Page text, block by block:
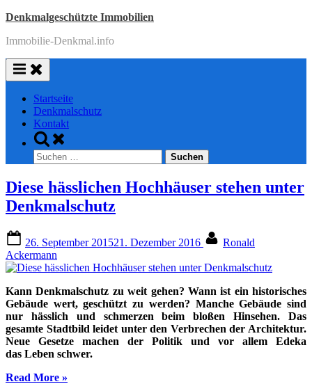
Skip
content
Denkmalgeschützte Immobilien
Immobilie-Denkmal.info
Startseite
Denkmalschutz
Kontakt
Toggle
search
form
Suchen
nach:
Diese hässlichen Hochhäuser stehen unter
Denkmalschutz
on
26. September 201521. Dezember 2016
Ronald
Ackermann
Kann Denkmalschutz zu weit gehen? Wann ist ein historisches
Gebäude wert, geschützt zu werden? Manche Gebäude sind
nur hässlich und schmerzen beim bloßen Hinsehen. Das
gesamte Stadtbild leidet unter den Verbrechen der Architektur.
Neue Gesetze machen der Politik und vor allem Edeka
das Leben schwer.
Read More“Diese
»